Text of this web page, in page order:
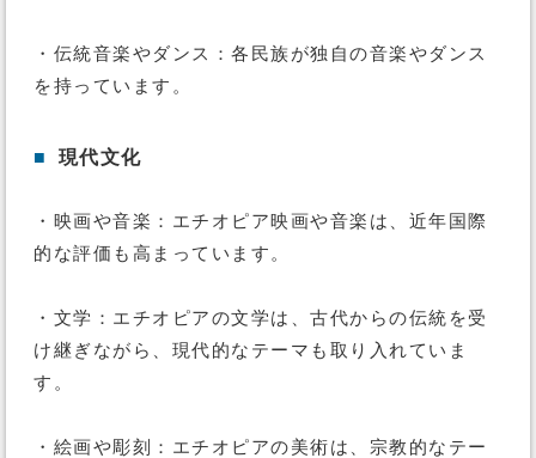
・伝統音楽やダンス：各民族が独自の音楽やダンス
を持っています。
■ 現代文化
・映画や音楽：エチオピア映画や音楽は、近年国際
的な評価も高まっています。
・文学：エチオピアの文学は、古代からの伝統を受
け継ぎながら、現代的なテーマも取り入れていま
す。
・絵画や彫刻：エチオピアの美術は、宗教的なテー